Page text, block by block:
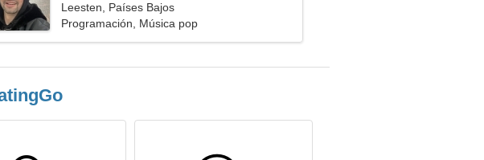
Leesten, Países Bajos
Programación, Música pop